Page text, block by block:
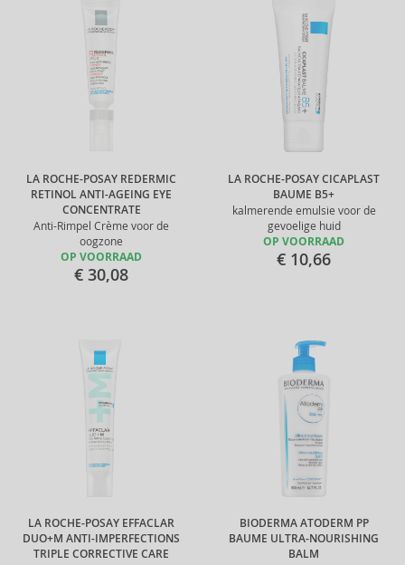
LA ROCHE-POSAY REDERMIC
RETINOL ANTI-AGEING EYE
CONCENTRATE
Anti-Rimpel Crème voor de
oogzone
OP VOORRAAD
€ 30,08
LA ROCHE-POSAY CICAPLAST
BAUME B5+
kalmerende emulsie voor de
gevoelige huid
OP VOORRAAD
€ 10,66
LA ROCHE-POSAY EFFACLAR
DUO+M ANTI-IMPERFECTIONS
TRIPLE CORRECTIVE CARE
BIODERMA ATODERM PP
BAUME ULTRA-NOURISHING
BALM